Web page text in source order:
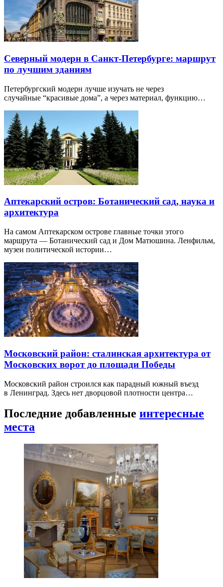
Северный модерн в Санкт-Петербурге: маршрут
по лучшим зданиям
Петербургский модерн лучше изучать не через
случайные “красивые дома”, а через материал, функцию…
Аптекарский остров: Ботанический сад, наука и
архитектура
На самом Аптекарском острове главные точки этого
маршрута — Ботанический сад и Дом Матюшина. Ленфильм,
музеи политической истории…
Московский район: сталинская архитектура от
Московских ворот до площади Победы
Московский район строился как парадный южный въезд
в Ленинград. Здесь нет дворцовой плотности центра…
Последние добавленные интересные
места